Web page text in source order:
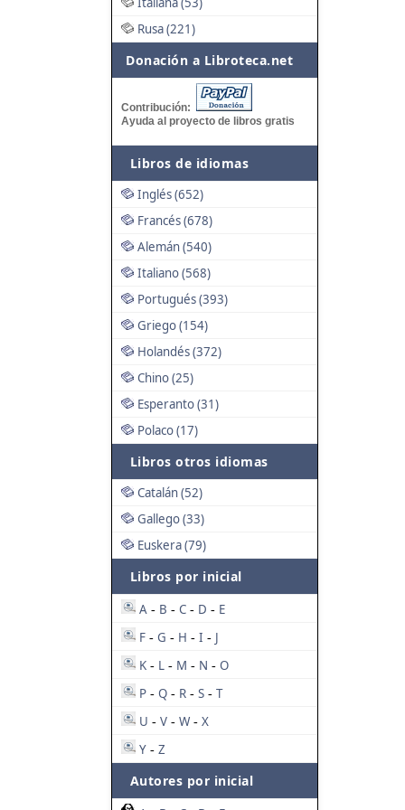
Rusa (221)
Donación a Libroteca.net
Contribución:
Ayuda al proyecto de libros gratis
Libros de idiomas
Inglés (652)
Francés (678)
Alemán (540)
Italiano (568)
Portugués (393)
Griego (154)
Holandés (372)
Chino (25)
Esperanto (31)
Polaco (17)
Libros otros idiomas
Catalán (52)
Gallego (33)
Euskera (79)
Libros por inicial
A - B - C - D - E
F - G - H - I - J
K - L - M - N - O
P - Q - R - S - T
U - V - W - X
Y - Z
Autores por inicial